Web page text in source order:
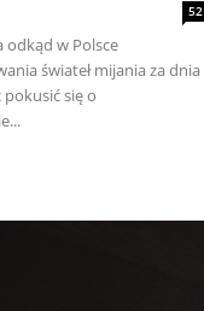
52
odkąd w Polsce
świateł mijania za dnia
pokusić się o